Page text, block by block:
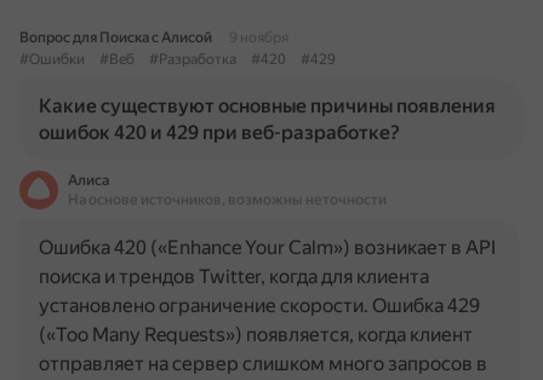
Вопрос для Поиска с Алисой
9 ноября
#Ошибки
#Веб #Разработка #420 #429
Какие существуют основные причины появления
ошибок 420 и 429 при веб-разработке?
Алиса
На основе источников, возможны неточности
Ошибка 420 («Enhance Your Calm») возникает в API
поиска и трендов Twitter, когда для клиента
установлено ограничение скорости. Ошибка 429
(«Too Many Requests») появляется, когда клиент
отправляет на сервер слишком много запросов в